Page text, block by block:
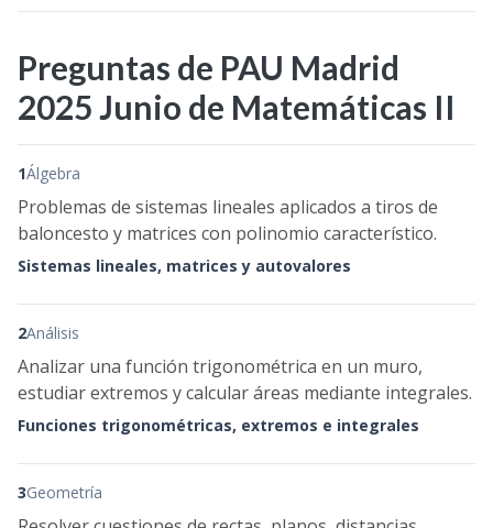
Preguntas de PAU Madrid
2025 Junio de Matemáticas II
1Álgebra
Problemas de sistemas lineales aplicados a tiros de
baloncesto y matrices con polinomio característico.
Sistemas lineales, matrices y autovalores
2Análisis
Analizar una función trigonométrica en un muro,
estudiar extremos y calcular áreas mediante integrales.
Funciones trigonométricas, extremos e integrales
3Geometría